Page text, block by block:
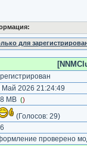
для
Май 2026 21:24:49
MB ()
(Голосов: 29)
проверено